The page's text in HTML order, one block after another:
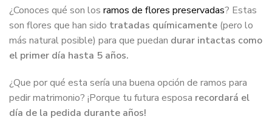
¿Conoces qué son los ramos de flores preservadas? Estas
son flores que han sido tratadas químicamente (pero lo
más natural posible) para que puedan durar intactas como
el primer día hasta 5 años.
¿Que por qué esta sería una buena opción de ramos para
pedir matrimonio? ¡Porque tu futura esposa recordará el
día de la pedida durante años!